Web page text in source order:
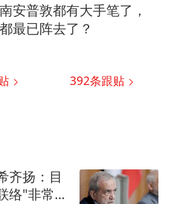
安普敦都有大手笔了，
最已阵去了？
392条跟贴
齐扬：目
络"非常困